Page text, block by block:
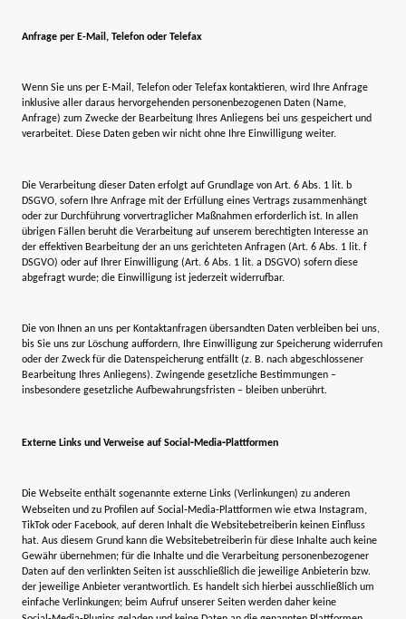
Anfrage per E-Mail, Telefon oder Telefax
Wenn Sie uns per E-Mail, Telefon oder Telefax kontaktieren, wird Ihre Anfrage
inklusive aller daraus hervorgehenden personenbezogenen Daten (Name,
Anfrage) zum Zwecke der Bearbeitung Ihres Anliegens bei uns gespeichert und
verarbeitet. Diese Daten geben wir nicht ohne Ihre Einwilligung weiter.
Die Verarbeitung dieser Daten erfolgt auf Grundlage von Art. 6 Abs. 1 lit. b
DSGVO, sofern Ihre Anfrage mit der Erfüllung eines Vertrags zusammenhängt
oder zur Durchführung vorvertraglicher Maßnahmen erforderlich ist. In allen
übrigen Fällen beruht die Verarbeitung auf unserem berechtigten Interesse an
der effektiven Bearbeitung der an uns gerichteten Anfragen (Art. 6 Abs. 1 lit. f
DSGVO) oder auf Ihrer Einwilligung (Art. 6 Abs. 1 lit. a DSGVO) sofern diese
abgefragt wurde; die Einwilligung ist jederzeit widerrufbar.
Die von Ihnen an uns per Kontaktanfragen übersandten Daten verbleiben bei uns,
bis Sie uns zur Löschung auffordern, Ihre Einwilligung zur Speicherung widerrufen
oder der Zweck für die Datenspeicherung entfällt (z. B. nach abgeschlossener
Bearbeitung Ihres Anliegens). Zwingende gesetzliche Bestimmungen –
insbesondere gesetzliche Aufbewahrungsfristen – bleiben unberührt.
Externe Links und Verweise auf Social‑Media‑Plattformen
Die Webseite enthält sogenannte externe Links (Verlinkungen) zu anderen
Webseiten und zu Profilen auf Social‑Media‑Plattformen wie etwa Instagram,
TikTok oder Facebook, auf deren Inhalt die Websitebetreiberin keinen Einfluss
hat. Aus diesem Grund kann die Websitebetreiberin für diese Inhalte auch keine
Gewähr übernehmen; für die Inhalte und die Verarbeitung personenbezogener
Daten auf den verlinkten Seiten ist ausschließlich die jeweilige Anbieterin bzw.
der jeweilige Anbieter verantwortlich. Es handelt sich hierbei ausschließlich um
einfache Verlinkungen; beim Aufruf unserer Seiten werden daher keine